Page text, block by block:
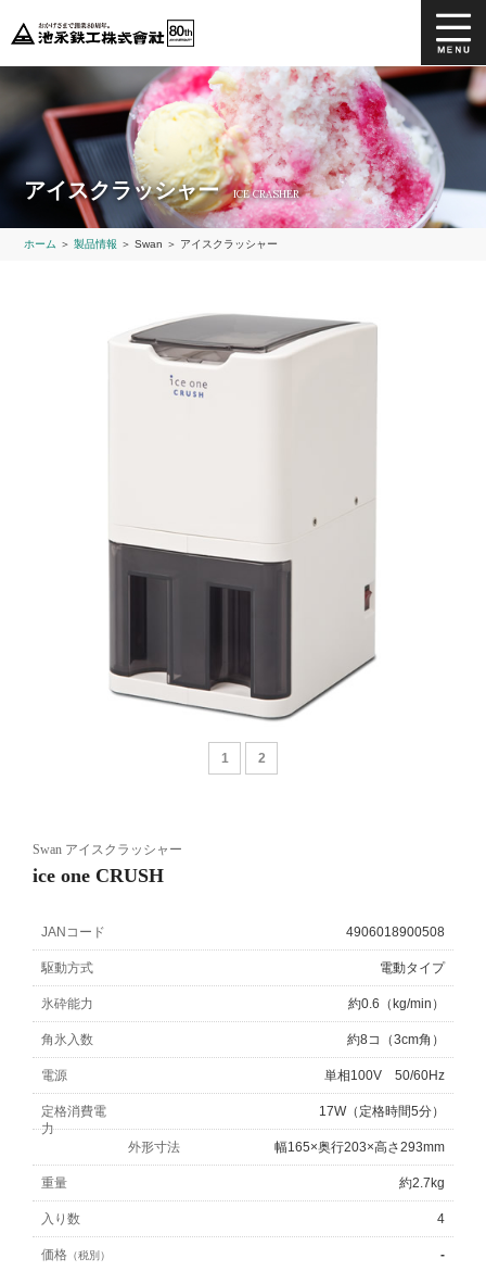
ホーム 製品情報
カタログダウンロード よくあるご質問
事業協力先募集
お問い合わせ 採用情報
アイスクラッシャー ICE CRASHER
ホーム ＞製品情報 ＞Swan ＞ アイスクラッシャー
1 2
Swan アイスクラッシャー
ice one CRUSH
JANコード 4906018900508
駆動方式 電動タイプ
氷砕能力 約0.6（kg/min）
角氷入数 約8コ（3cm角）
電源 単相100V 50/60Hz
定格消費電
力
17W（定格時間5分）
外形寸法 幅165×奥行203×高さ293mm
重量 約2.7kg
入り数 4
価格（税別） -